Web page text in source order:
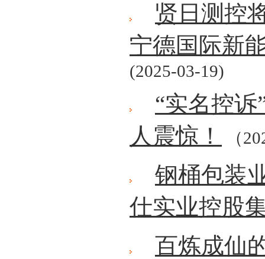
贤日测控
宁德国际新
(2025-03-19)
“实名控
人震惊！
（
钢桶包装
仕实业控股
百炼成仙